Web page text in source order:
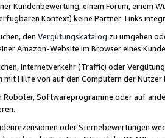
Kundenbewertung, einem Forum, einem
Kontext) keine Partner-Links
den Vergütungskatalog zu umgehen
Amazon-Website im Browser eines
Internetverkehr (Traffic) oder
mit Hilfe von auf den Computern der
Roboter, Softwareprogramme oder auf
oder Sternebewertungen